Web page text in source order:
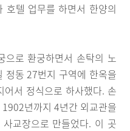
호텔 업무를 하면서 한양의
으로 환궁하면서 손탁의 노
동 27번지 구역에 한옥을
서 정식으로 하사했다. 손
년까지 4년간 외교관을
교장으로 만들었다. 이 곳